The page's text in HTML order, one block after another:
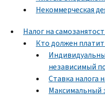
Некоммерческая
Налог на
Кто должен
независимый
Ставка налога
Максимальный